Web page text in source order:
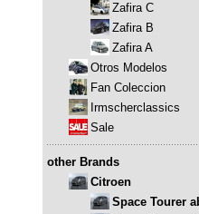
Zafira C
Zafira B
Zafira A
Otros Modelos
Fan Coleccion
Irmscherclassics
Sale
other Brands
Citroen
Space Tourer